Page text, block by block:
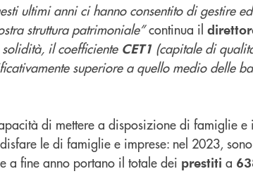
ultimi anni ci hanno consentito di gestire
struttura patrimoniale”continua il
il coefficiente CET1 (capitale di
superiore a quello medio delle
di mettere a disposizione di famiglie e
le di famiglie e imprese: nel 2023,
a fine anno portano il totale dei prestiti a